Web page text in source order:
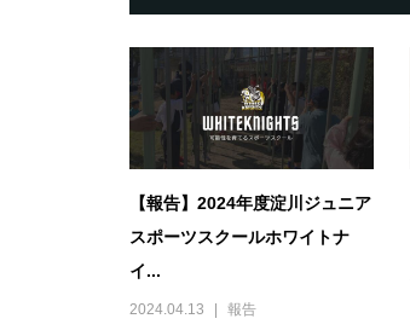
【報告】2024年度淀川ジュニア
スポーツスクールホワイトナ
イ...
2024.04.13 報告